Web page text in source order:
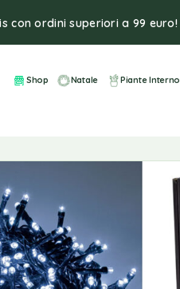
con ordini superiori a 99 euro!
Shop Natale Piante Interno